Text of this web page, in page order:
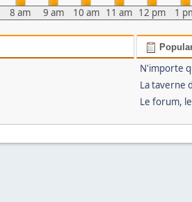
8 am 9 am 10 am 11 am 12 pm 1
N'importe
La taverne
Le forum,